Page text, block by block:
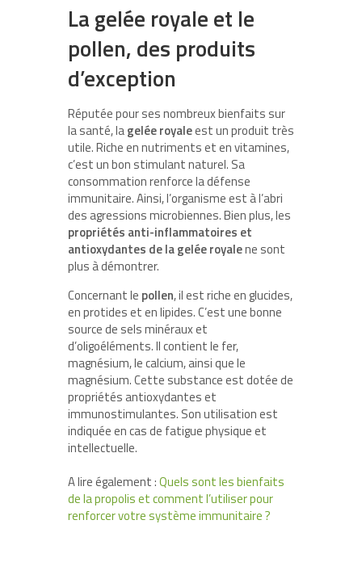
La gelée royale et le
pollen, des produits
d’exception
Réputée pour ses nombreux bienfaits sur
la santé, lagelée royaleest un produit très
utile. Riche en nutriments et en vitamines,
c’est un bon stimulant naturel. Sa
consommation renforce la défense
immunitaire. Ainsi, l’organisme est à l’abri
des agressions microbiennes. Bien plus, les
propriétés anti-inflammatoires et
antioxydantes de la gelée royalene sont
plus à démontrer.
Concernant le pollen, il est riche en glucides,
en protides et en lipides. C’est une bonne
source de sels minéraux et
d’oligoéléments. Il contient le fer,
magnésium, le calcium, ainsi que le
magnésium. Cette substance est dotée de
propriétés antioxydantes et
immunostimulantes. Son utilisation est
indiquée en cas de fatigue physique et
intellectuelle.
A lire également :Quels sont les bienfaits
de la propolis et comment l’utiliser pour
renforcer votre système immunitaire ?